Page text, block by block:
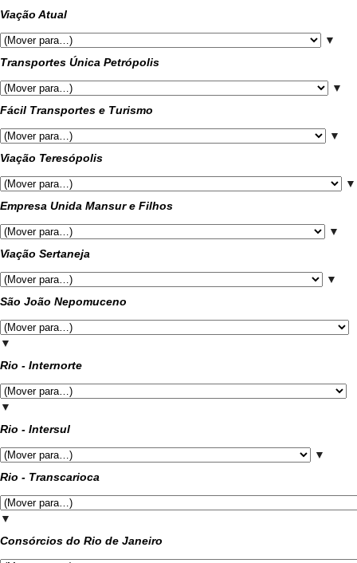
Viação Atual
▼
Transportes Única Petrópolis
▼
Fácil Transportes e Turismo
▼
Viação Teresópolis
▼
Empresa Unida Mansur e Filhos
▼
Viação Sertaneja
▼
São João Nepomuceno
▼
Rio - Internorte
▼
Rio - Intersul
▼
Rio - Transcarioca
▼
Consórcios do Rio de Janeiro